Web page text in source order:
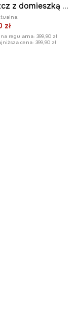
Płaszcz z domieszką wełny damski dwurzędowy w kratę
zł
regularna: 399,90 zł
cena: 399,90 zł